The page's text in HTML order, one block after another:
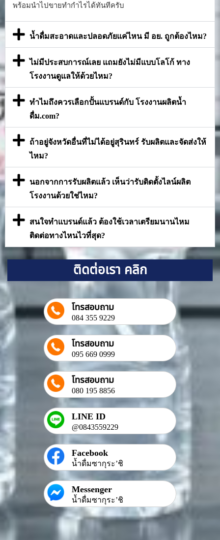
พร้อมนำไปขายทำกำไรได้ทันทีครับ
น้ำดื่มสะอาดและปลอดภัยแค่ไหน มี อย. ถูกต้องไหม?
ไม่มีประสบการณ์เลย แถมยังไม่มีแบบโลโก้ ทาง
โรงงานดูแลให้ด้วยไหม?
ทำไมถึงควรเลือกปั้นแบรนด์กับ โรงงานผลิตน้ำ
ดื่ม.com?
ถ้าอยู่จังหวัดอื่นที่ไม่ได้อยู่สุรินทร์ รับผลิตและจัดส่งให้
ไหม?
นอกจากการรับผลิตแล้ว เห็นว่ารับติดตั้งไลน์ผลิต
โรงงานด้วยใช่ไหม?
สนใจทำแบรนด์แล้ว ต้องใช้เวลาเตรียมนานไหม
ติดต่อทางไหนไวที่สุด?
ติดต่อเรา คลิก
โทรสอบถาม
084 355 9229
โทรสอบถาม
095 669 0999
โทรสอบถาม
080 195 8856
LINE ID
@0843559229
Facebook
น้ำดื่มซากุระ’ชิ
Messenger
น้ำดื่มซากุระ’ชิ